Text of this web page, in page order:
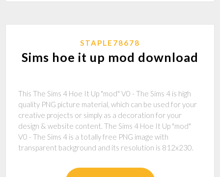
STAPLE78678
Sims hoe it up mod download
This The Sims 4 Hoe It Up "mod" V0 - The Sims 4 is high
quality PNG picture material, which can be used for your
creative projects or simply as a decoration for your
design & website content. The Sims 4 Hoe It Up "mod"
V0 - The Sims 4 is a totally free PNG image with
transparent background and its resolution is 812x230.